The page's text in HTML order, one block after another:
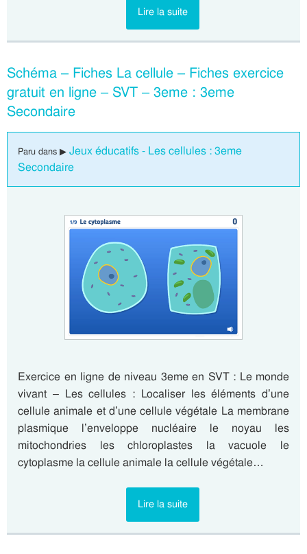
Lire la suite
Schéma – Fiches La cellule – Fiches exercice
gratuit en ligne – SVT – 3eme : 3eme
Secondaire
Paru dans ▶ Jeux éducatifs - Les cellules : 3eme
Secondaire
Exercice en ligne de niveau 3eme en SVT : Le monde
vivant – Les cellules : Localiser les éléments d’une
cellule animale et d’une cellule végétale La membrane
plasmique l’enveloppe nucléaire le noyau les
mitochondries les chloroplastes la vacuole le
cytoplasme la cellule animale la cellule végétale…
Lire la suite